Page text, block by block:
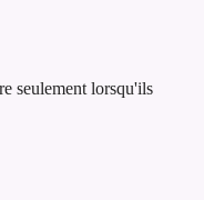
seulement lorsqu'ils